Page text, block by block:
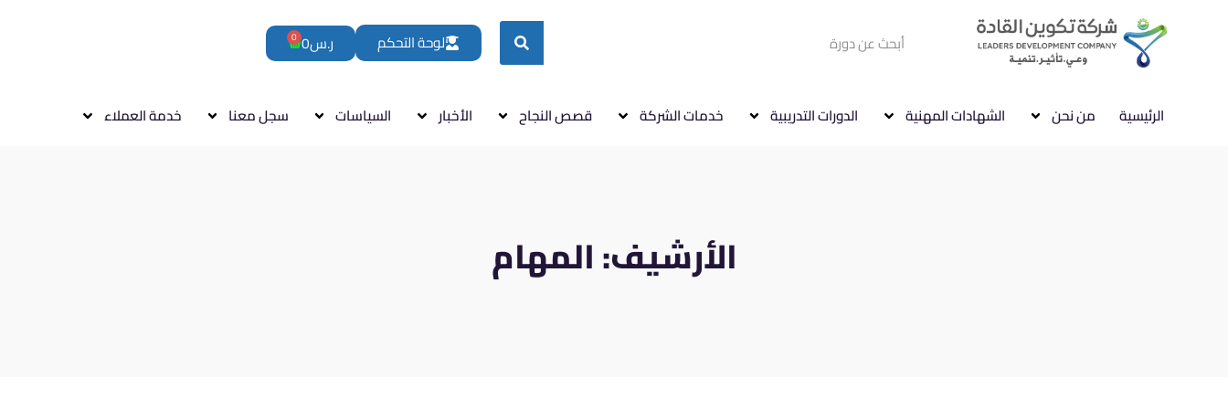
لوحة التحكم ر.س0
0
الرئيسية من نحن الشهادات المهنية الدورات التدريبية خدمات الشركة قصص النجاح الأخبار السياسات سجل معنا خدمة العملاء
الأرشيف:المهام